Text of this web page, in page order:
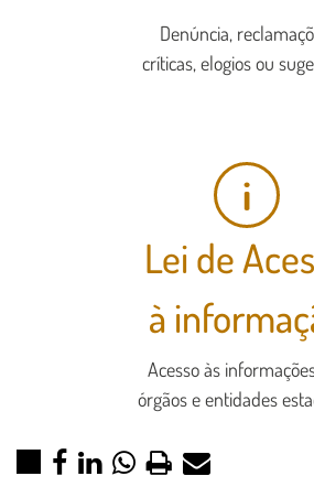
Denúncia,
críticas, elogios ou
i
Lei de
à
Acesso às
órgãos e entidades